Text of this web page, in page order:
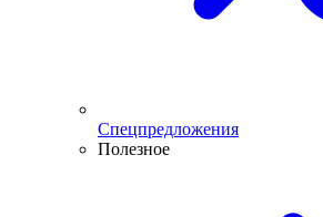
Спецпредложения
Полезное